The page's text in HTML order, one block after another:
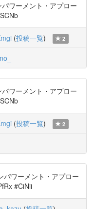
ワーメント・アプロー
(投稿一覧) 2
ワーメント・アプロー
(投稿一覧) 2
ワーメント・アプロー
#CiNii